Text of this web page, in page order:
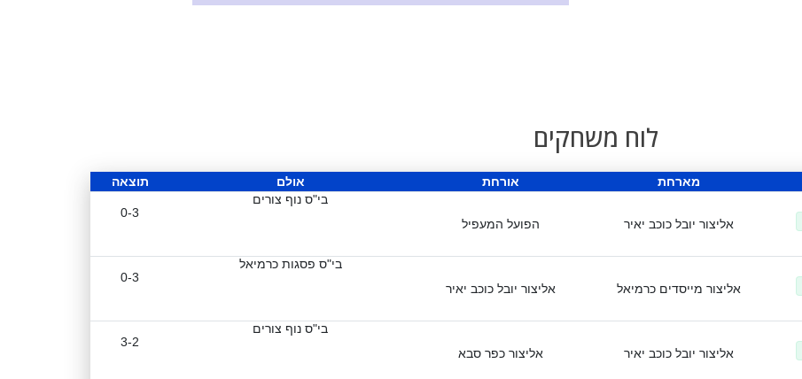
לוח משחקים
מארחת אורחת אולם
תוצאה
אליצור יובל כוכב יאיר הפועל המעפיל
בי"ס נוף צורים
0-3
אליצור מייסדים כרמיאל אליצור יובל כוכב יאיר
בי"ס פסגות כרמיאל
0-3
אליצור יובל כוכב יאיר אליצור כפר סבא
בי"ס נוף צורים
3-2